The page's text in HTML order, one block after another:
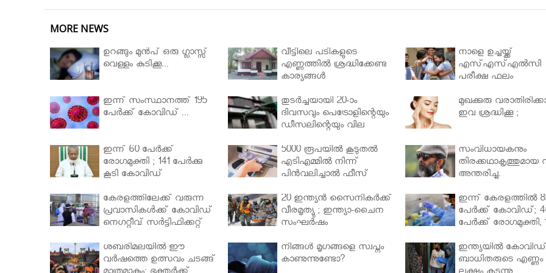
MORE NEWS
ഉറങ്ങും മുന്‍പ് ഒരു ഗ്ലാസ്സ്
വെള്ളം കുടിക്കൂ...
വീട്ടിലെ പടികളുടെ
എണ്ണത്തിൽ ശ്രദ്ധിക്കേണ്ട
കാര്യങ്ങൾ
നാളെ ഉച്ചയ്ക്ക്
എസ്എസ്എല്‍സി
പരീക്ഷ ഫലം
ഇന്ന് സംസ്ഥാനത്ത് 195
പേര്‍ക്ക് കോവിഡ് ...
തുടർച്ചയായി 20-ാം
ദിവസവും പെട്രോളിന്റെയും
ഡീസലിന്റെയും വില
മുഖക്കുരു
ഇവ ശ്രദ്ധിക്കൂ ;
ഇന്ന് 60 പേർക്ക്
രോഗമുക്തി ; 141 പേര്‍ക്കു
കൂടി കോവിഡ്
5000 രൂപയിൽ കൂടുതൽ
എടിഎമ്മിൽ നിന്ന്
പിൻവലിച്ചാൽ ഫീസ്
സംവിധായകനും
തിരക്കഥാകൃത്തുമായ
അന്തരിച്ചു.
കേരളത്തിലേക്ക് വരുന്ന
പ്രവാസികള്‍ക്ക് കോവിഡ്
നെഗറ്റീവ് സര്‍ട്ടിഫിക്കറ്റ്
മന്ത്രിസഭ
20 ഇന്ത്യൻ സൈനികർക്ക്
വീരമൃത്യു ; ഇന്ത്യാ-ചൈന
സംഘർഷം
ഇന്ന് കേരളത്തിൽ
പേർക്ക് കോവിഡ്;
പേർക്ക് രോഗമുക്തി,
ശബരിമലയില്‍ ഈ
വർഷത്തെ ഉത്സവം ചടങ്ങ്
നിങ്ങള്‍ മൃഗങ്ങളെ സ്വപ്നം
കാണുന്നുണ്ടോ?
ഇന്ത്യയിൽ കോവിഡ്
ബാധിതരുടെ എണ്ണം